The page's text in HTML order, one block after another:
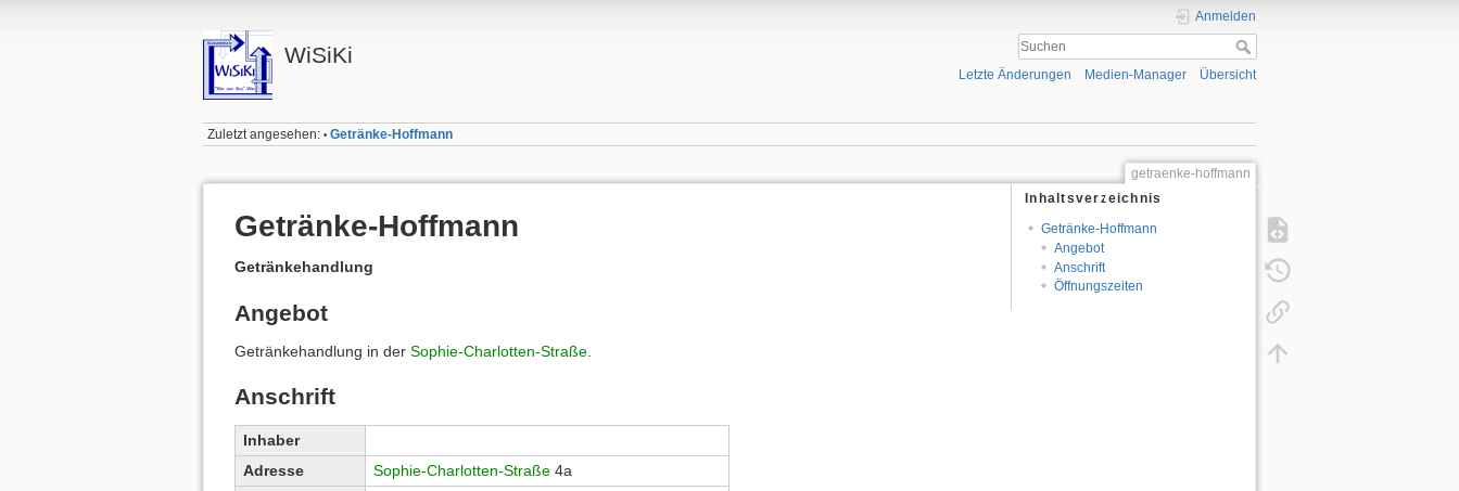
WiSiKi
Anmelden
Letzte Änderungen Medien-Manager Übersicht
Zuletzt angesehen: • Getränke-Hoffmann
getraenke-hoffmann
Inhaltsverzeichnis
Getränke-Hoffmann
Angebot
Anschrift
Öffnungszeiten
Getränke-Hoffmann
Getränkehandlung
Angebot
Getränkehandlung in der Sophie-Charlotten-Straße
Anschrift
Inhaber
Adresse
Sophie-Charlotten-Straße 4a